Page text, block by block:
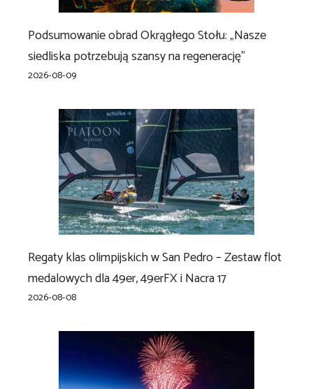
Podsumowanie obrad Okrągłego Stołu: „Nasze
siedliska potrzebują szansy na regenerację”
2026-08-09
Regaty klas olimpijskich w San Pedro – Zestaw flot
medalowych dla 49er, 49erFX i Nacra 17
2026-08-08